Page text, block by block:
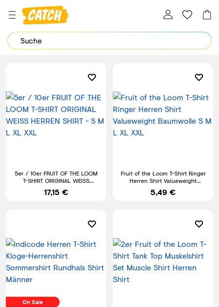
Dein Password wurde erfolgreich geändert.
5er / 10er FRUIT OF THE LOOM
T-SHIRT ORIGINAL WEISS
HERREN SHIRT - S M L XL XXL
17,15 €
Fruit of the Loom T-Shirt Ringer
Herren Shirt Valueweight
Baumwolle S M L XL XXL
5,49 €
On Sale